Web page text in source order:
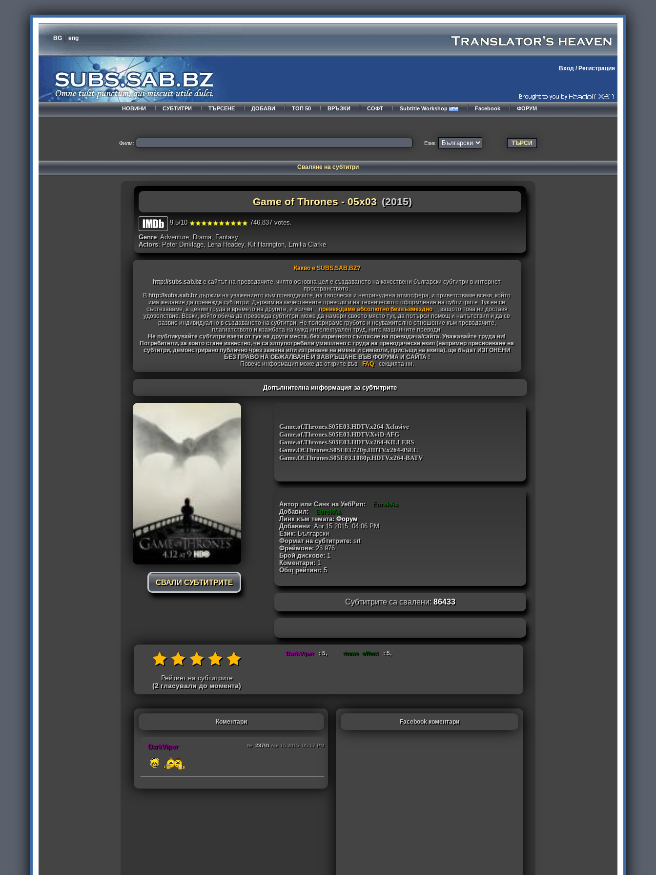
BG eng
Вход/ Регистрация
НОВИНИ СУБТИТРИ ТЪРСЕНЕ ДОБАВИ ТОП 50 ВРЪЗКИ СОФТ Subtitle Workshop Facebook ФОРУМ
Филм: Език:
Сваляне на субтитри
Game of Thrones - 05x03 (2015)
9.5/10 746,837 votes.
Genre: Adventure, Drama, Fantasy
Actors: Peter Dinklage, Lena Headey, Kit Harington, Emilia Clarke
Какво е SUBS.SAB.BZ?
http://subs.sab.bzе сайтът на преводачите, чиято основна цел е създаването на качествени български субтитри в интернет
пространството.
В http://subs.sab.bzдържим на уважението към преводачите, на творческа и непринудена атмосфера, и приветстваме всеки, който
има желание да превежда субтитри. Държим на качествените преводи и на техническото оформление на субтитрите. Тук не се
състезаваме, а ценим труда и времето на другите, и всички
превеждаме абсолютно безвъзмездно
, защото това ни доставя
удоволствие. Всеки, който обича да превежда субтитри, може да намери своето място тук, да потърси помощ и напътствия и да се
развие индивидуално в създаването на субтитри. Не толерираме грубото и неуважително отношение към преводачите,
плагиатството и кражбата на чужд интелектуален труд, нито машинните преводи!
Не публикувайте субтитри взети от тук на други места, без изричното съгласие на преводача/сайта. Уважавайте труда ни!
Потребители, за които стане известно, че са злоупотребили умишлено с труда на преводачески екип (например присвояване на
субтитри, демонстрирано публично чрез замяна или изтриване на имена и символи, присъщи на екипа), ще бъдат ИЗГОНЕНИ
БЕЗ ПРАВО НА ОБЖАЛВАНЕ И ЗАВРЪЩАНЕ ВЪВ ФОРУМА И САЙТА !
Повече информация може да открите във
FAQ секцията ни.
Допълнителна информация за субтитрите
СВАЛИ СУБТИТРИТЕ
Game.of.Thrones.S05E03.HDTV.x264-Xclusive
Game.of.Thrones.S05E03.HDTV.XviD-AFG
Game.of.Thrones.S05E03.HDTV.x264-KILLERS
Game.Of.Thrones.S05E03.720p.HDTV.x264-0SEC
Game.Of.Thrones.S05E03.1080p.HDTV.x264-BATV
Автор или Синк на УебРип:
EurekAa
Добавил:
EurekAa
Линк към темата: Форум
Добавени: Apr 15 2015, 04:06 PM
Език:Български
Формат на субтитрите:srt
Фреймове:23.976
Брой дискове:1
Коментари: 1
Общ рейтинг:5
Субтитрите са свалени:86433
Рейтинг на субтитрите
(2 гласували до момента)
DarkViper : 5, mass_effect : 5,
Коментари
DarkViper №:23791Apr 15 2015, 05:17 PM
Facebook коментари